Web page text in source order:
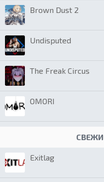
Brown Dust 2
Undisputed
The Freak Circus
OMORI
Exitlag